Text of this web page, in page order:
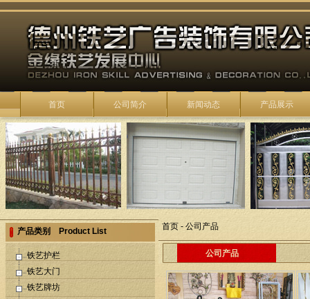
首页 公司简介 新闻动态 产品展示
首页 - 公司产品
公司产品
产品类别 Product List
铁艺护栏
铁艺大门
铁艺牌坊